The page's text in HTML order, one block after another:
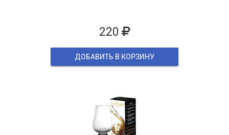
220
ДОБАВИТЬ В КОРЗИНУ